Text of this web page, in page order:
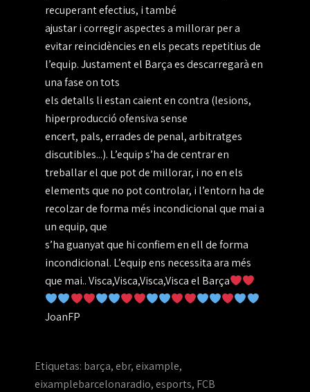
recuperant efectius, i també
ajustar i corregir aspectes a millorar per a
evitar reincidències en els pecats repetitius de
l’equip. Justament el Barça es descarregarà en
una fase on tots
els detalls li estan caient en contra (lesions,
hiperproducció ofensiva sense
encert, pals, errades de penal, arbitratges
discutibles...). L’equip s’ha de centrar en
treballar el que pot de millorar, i no en els
elements que no pot controlar, i l’entorn ha de
recolzar de forma més incondicional que mai a
un equip, que
s’ha guanyat que hi confiem en ell de forma
incondicional. L’equip ens necessita ara més
que mai.. Visca,Visca,Visca,Visca el Barça
JoanFP
Etiquetas: barça, ebr, eixample,
eixamplebarcelonaradio, esports, FCB